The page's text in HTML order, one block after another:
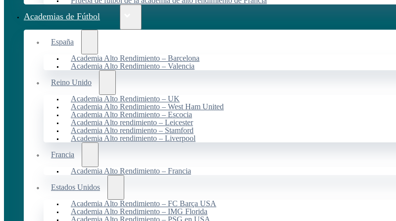
Academias de Fútbol
España
Academia Alto Rendimiento – Barcelona
Academia Alto Rendimiento – Valencia
Reino Unido
Academia Alto Rendimiento – UK
Academia Alto Rendimiento – West Ham United
Academia Alto Rendimiento – Escocia
Academia Alto rendimiento – Leicester
Academia Alto rendimiento – Stamford
Academia Alto rendimiento – Liverpool
Francia
Academia Alto Rendimiento – Francia
Estados Unidos
Academia Alto Rendimiento – FC Barça USA
Academia Alto Rendimiento – IMG Florida